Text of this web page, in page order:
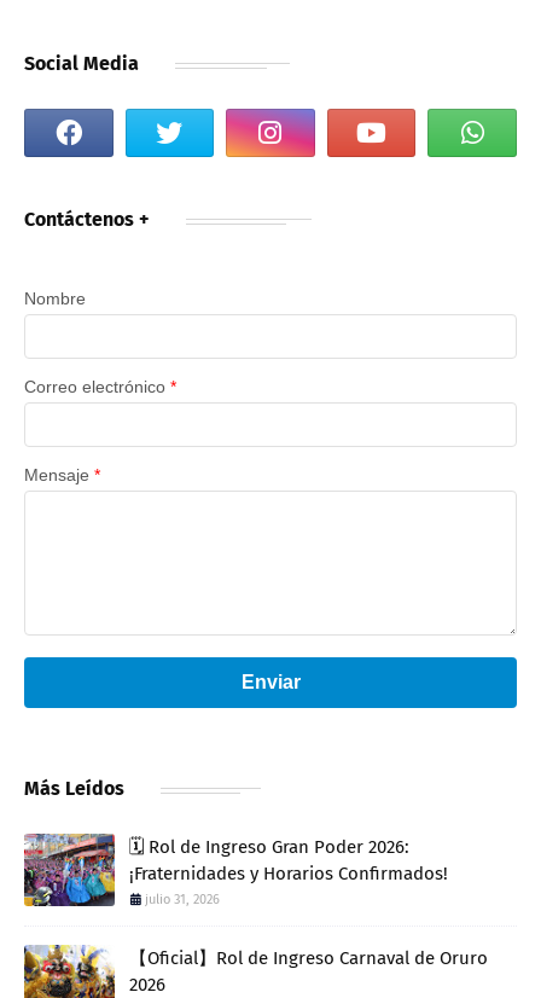
Social Media
Contáctenos +
Nombre
Correo electrónico *
Mensaje *
Enviar
Más Leídos
🗓️ Rol de Ingreso Gran Poder 2026:
¡Fraternidades y Horarios Confirmados!
julio 31, 2026
【Oficial】Rol de Ingreso Carnaval de Oruro
2026